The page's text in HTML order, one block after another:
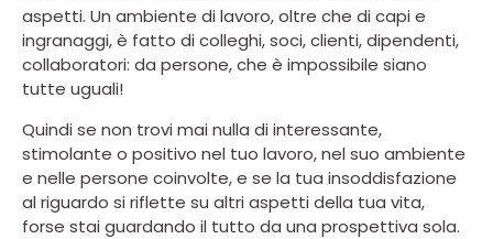
aspetti. Un ambiente di lavoro, oltre che di capi e
ingranaggi, è fatto di colleghi, soci, clienti, dipendenti,
collaboratori: da persone, che è impossibile siano
tutte uguali!
Quindi se non trovi mai nulla di interessante,
stimolante o positivo nel tuo lavoro, nel suo ambiente
e nelle persone coinvolte, e se la tua insoddisfazione
al riguardo si riflette su altri aspetti della tua vita,
forse stai guardando il tutto da una prospettiva sola.